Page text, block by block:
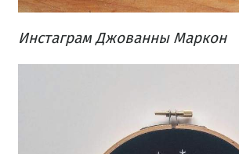
Инстаграм Джованны Маркон